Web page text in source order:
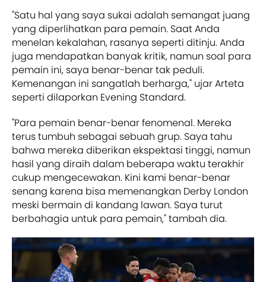
"Satu hal yang saya sukai adalah semangat juang
yang diperlihatkan para pemain. Saat Anda
menelan kekalahan, rasanya seperti ditinju. Anda
juga mendapatkan banyak kritik, namun soal para
pemain ini, saya benar-benar tak peduli.
Kemenangan ini sangatlah berharga," ujar Arteta
seperti dilaporkan Evening Standard.
"Para pemain benar-benar fenomenal. Mereka
terus tumbuh sebagai sebuah grup. Saya tahu
bahwa mereka diberikan ekspektasi tinggi, namun
hasil yang diraih dalam beberapa waktu terakhir
cukup mengecewakan. Kini kami benar-benar
senang karena bisa memenangkan Derby London
meski bermain di kandang lawan. Saya turut
berbahagia untuk para pemain," tambah dia.